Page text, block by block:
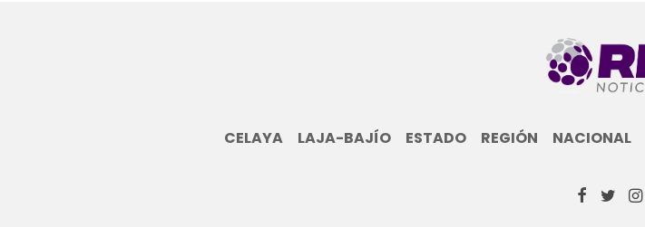
CELAYA LAJA-BAJÍO ESTADO REGIÓN NACIONAL